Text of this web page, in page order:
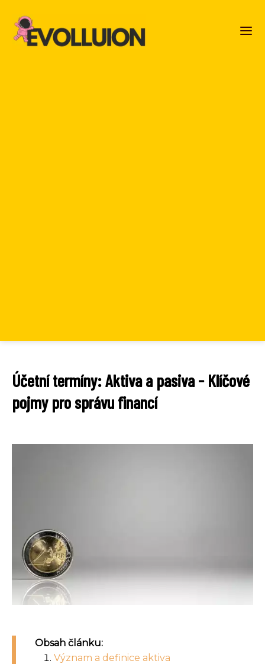
Účetní termíny: Aktiva a pasiva - Klíčové
pojmy pro správu financí
Obsah článku:
Význam a definice aktiva